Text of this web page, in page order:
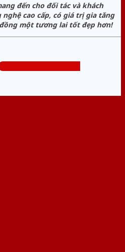
đến cho đối tác và khách
cao cấp, có giá trị gia tăng
một tương lai tốt đẹp hơn!
đài tư vấn miễn phí: